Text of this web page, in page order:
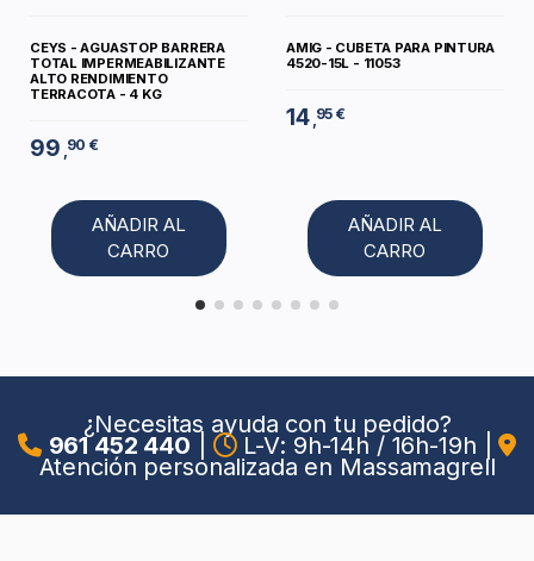
CEYS - AGUASTOP BARRERA
TOTAL IMPERMEABILIZANTE
ALTO RENDIMIENTO
TERRACOTA - 4 KG
99 ,90 €
AÑADIR AL
CARRO
AMIG - CUBETA PARA PINTURA
4520-15L - 11053
14 ,95 €
AÑADIR AL
CARRO
¿Necesitas ayuda con tu pedido?
961 452 440 L-V: 9h-14h / 16h-19h
Atención personalizada en Massamagrell